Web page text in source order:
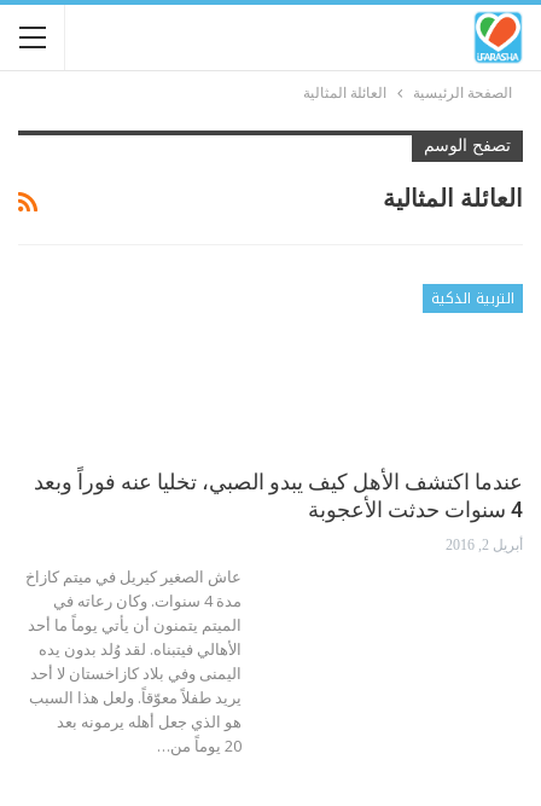
الصفحة الرئيسية العائلة المثالية
تصفح الوسم
العائلة المثالية
التربية الذكية
عندما اكتشف الأهل كيف يبدو الصبي، تخليا عنه فوراً وبعد
4 سنوات حدثت الأعجوبة
أبريل 2, 2016
عاش الصغير كيريل في ميتم كازاخ
مدة 4 سنوات. وكان رعاته في
الميتم يتمنون أن يأتي يوماً ما أحد
الأهالي فيتبناه. لقد وُلد بدون يده
اليمنى وفي بلاد كازاخستان لا أحد
يريد طفلاً معوّقاً. ولعل هذا السبب
هو الذي جعل أهله يرمونه بعد
20 يوماً من…